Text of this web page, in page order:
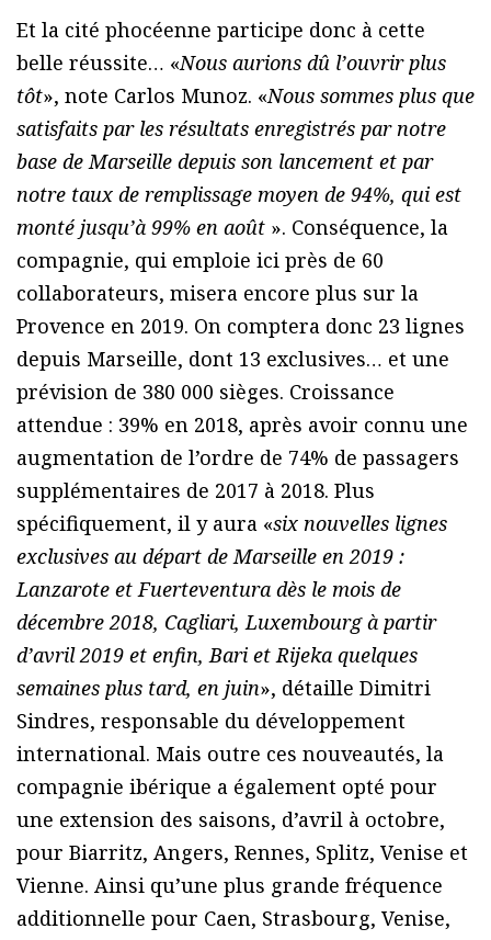
Et la cité phocéenne participe donc à cette
belle réussite… «Nous aurions dû l’ouvrir plus
tôt», note Carlos Munoz. «Nous sommes plus que
satisfaits par les résultats enregistrés par notre
base de Marseille depuis son lancement et par
notre taux de remplissage moyen de 94%, qui est
monté jusqu’à 99% en août ». Conséquence, la
compagnie, qui emploie ici près de 60
collaborateurs, misera encore plus sur la
Provence en 2019. On comptera donc 23 lignes
depuis Marseille, dont 13 exclusives… et une
prévision de 380 000 sièges. Croissance
attendue : 39% en 2018, après avoir connu une
augmentation de l’ordre de 74% de passagers
supplémentaires de 2017 à 2018. Plus
spécifiquement, il y aura «six nouvelles lignes
exclusives au départ de Marseille en 2019 :
Lanzarote et Fuerteventura dès le mois de
décembre 2018, Cagliari, Luxembourg à partir
d’avril 2019 et enfin, Bari et Rijeka quelques
semaines plus tard, en juin», détaille Dimitri
Sindres, responsable du développement
international. Mais outre ces nouveautés, la
compagnie ibérique a également opté pour
une extension des saisons, d’avril à octobre,
pour Biarritz, Angers, Rennes, Splitz, Venise et
Vienne. Ainsi qu’une plus grande fréquence
additionnelle pour Caen, Strasbourg, Venise,